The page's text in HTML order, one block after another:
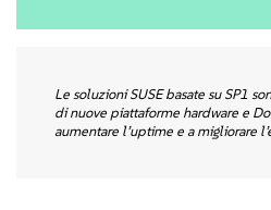
Le soluzioni SUSE basate su SP1
di nuove piattaforme hardware e
aumentare l’uptime e a migliorare